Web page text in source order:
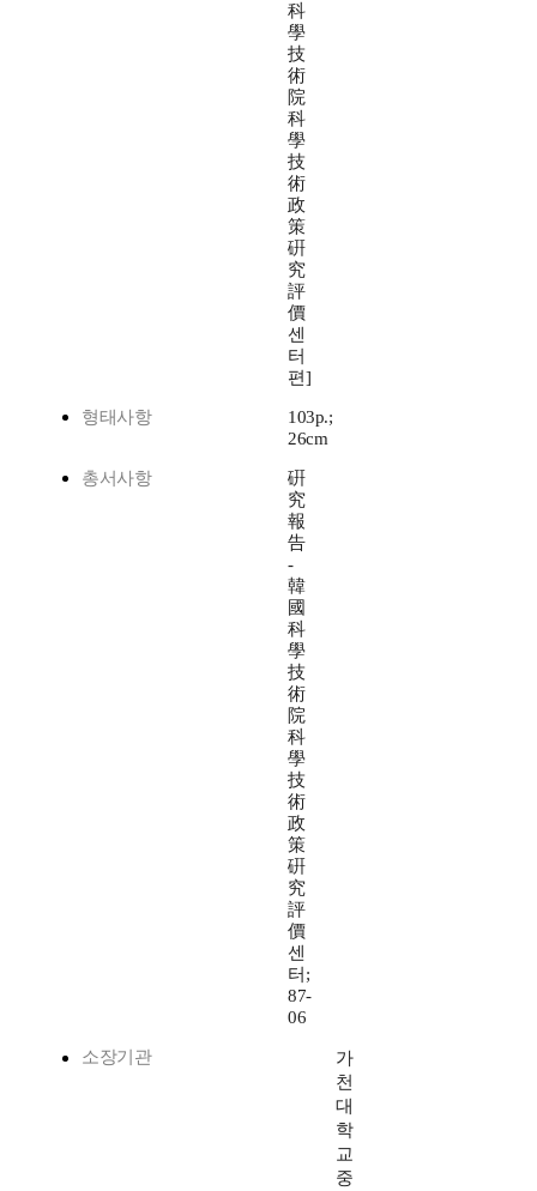
科
學
技
術
院
科
學
技
術
政
策
硏
究
評
價
센
터
편]
형태사항
103p.;
26cm
총서사항
硏
究
報
告
-
韓
國
科
學
技
術
院
科
學
技
術
政
策
硏
究
評
價
센
터;
87-
06
소장기관
가
천
대
학
교
중